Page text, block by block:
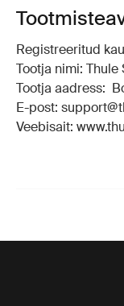
Registreeritud
Tootja nimi: Thule
Tootja aadress:
E-post:
Veebisait: